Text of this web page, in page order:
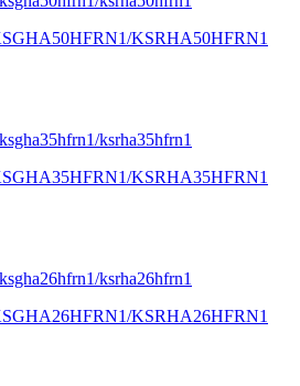
KSRHA50HFRN1
KSRHA35HFRN1
KSRHA26HFRN1